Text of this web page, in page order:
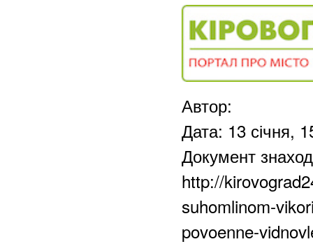
Автор:
Дата: 13 січня,
Документ
http://
suhomlinom-
povoenne-